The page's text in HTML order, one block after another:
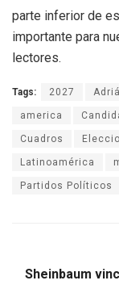
parte inferior de
importante para
lectores.
Tags: 2027
america
Cuadros
Latinoamérica
Partidos Políticos
Sheinbaum